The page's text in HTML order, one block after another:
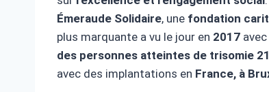
Émeraude Solidaire, une fondation
plus marquante a vu le jour en 2017
des personnes atteintes de trisomie
avec des implantations en France, à